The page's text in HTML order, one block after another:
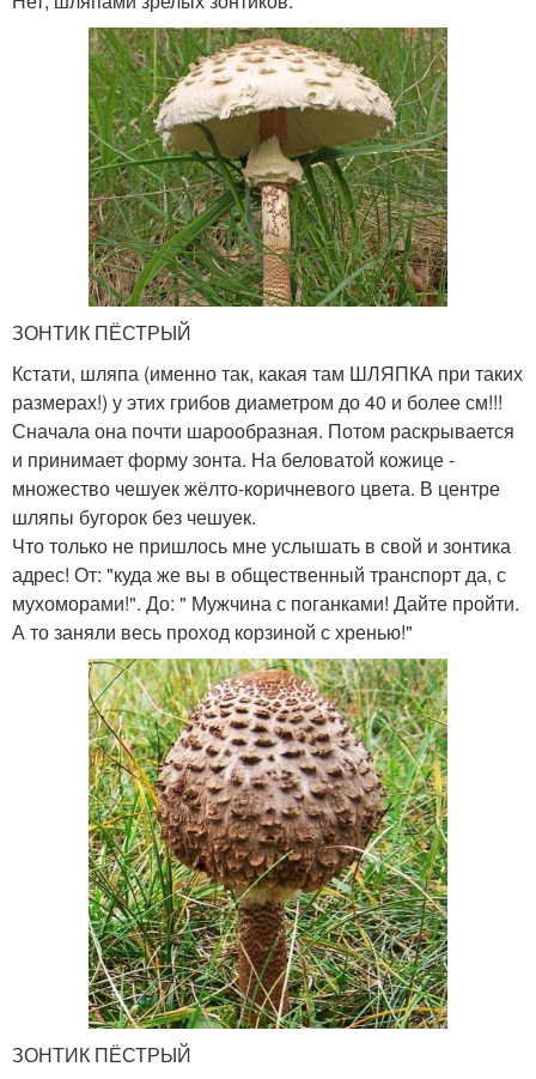
ЗОНТИК ПЁСТРЫЙ
Кстати, шляпа (именно так, какая там ШЛЯПКА при таких
размерах!) у этих грибов диаметром до 40 и более см!!!
Сначала она почти шарообразная. Потом раскрывается
и принимает форму зонта. На беловатой кожице -
множество чешуек жёлто-коричневого цвета. В центре
шляпы бугорок без чешуек.
Что только не пришлось мне услышать в свой и зонтика
адрес! От: "куда же вы в общественный транспорт да, с
мухоморами!". До: " Мужчина с поганками! Дайте пройти.
А то заняли весь проход корзиной с хренью!"
ЗОНТИК ПЁСТРЫЙ